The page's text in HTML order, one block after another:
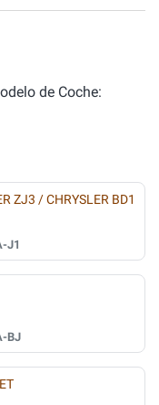
de Coche:
ZJ3 / CHRYSLER BD1
J1
BJ